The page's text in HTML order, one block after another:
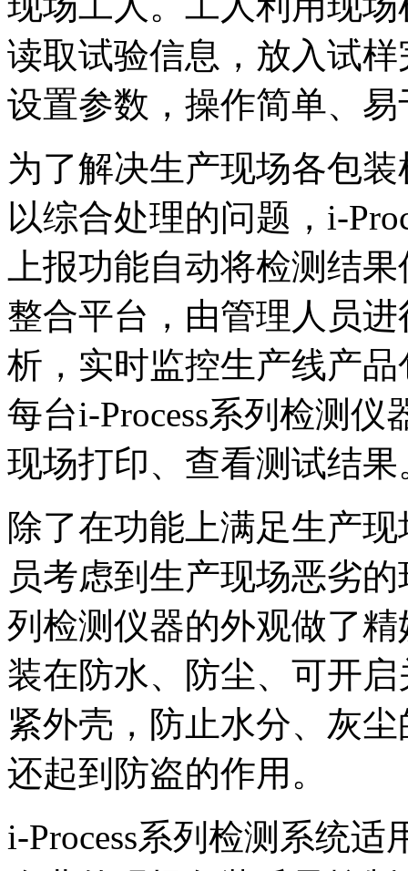
读取试验信息，放入试
设置参数，操作简单、
为了解决生产现场各包
以综合处理的问题，i-
上报功能自动将检测结
整合平台，由管理人员
析，实时监控生产线产
每台i-Process系列检测
现场打印、查看测试结果
除了在功能上满足生产
员考虑到生产现场恶劣
列检测仪器的外观做了
装在防水、防尘、可开
紧外壳，防止水分、灰
还起到防盗的作用。
i-Process系列检测系统